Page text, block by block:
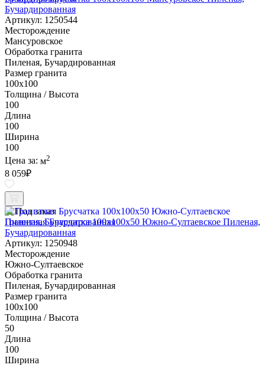
Бучардированная
Артикул: 1250544
Месторождение
Мансуровское
Обработка гранита
Пиленая, Бучардированная
Размер гранита
100х100
Толщина / Высота
100
Длина
100
Ширина
100
Цена за: м2
8 059₽
Под заказ
Гранитная Брусчатка 100х100x50 Южно-Султаевское Пиленая,
Бучардированная
Артикул: 1250948
Месторождение
Южно-Султаевское
Обработка гранита
Пиленая, Бучардированная
Размер гранита
100х100
Толщина / Высота
50
Длина
100
Ширина